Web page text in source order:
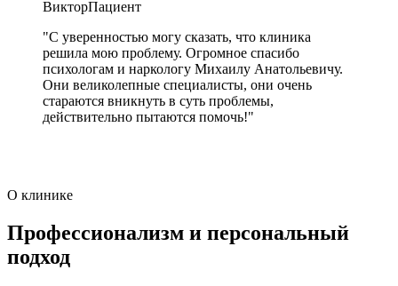
ВикторПациент
"С уверенностью могу сказать, что клиника
решила мою проблему. Огромное спасибо
психологам и наркологу Михаилу Анатольевичу.
Они великолепные специалисты, они очень
стараются вникнуть в суть проблемы,
действительно пытаются помочь!"
О клинике
Профессионализм и персональный
подход